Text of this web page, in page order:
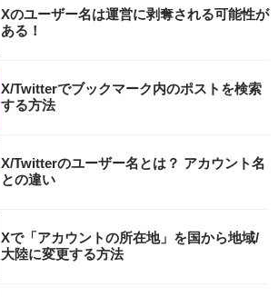
Xのユーザー名は運営に剥奪される可能性が
ある！
X/Twitterでブックマーク内のポストを検索
する方法
X/Twitterのユーザー名とは？ アカウント名
との違い
Xで「アカウントの所在地」を国から地域/
大陸に変更する方法